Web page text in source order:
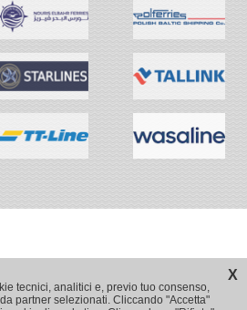
X
tecnici, analitici e, previo tuo consenso,
partner selezionati. Cliccando "Accetta"